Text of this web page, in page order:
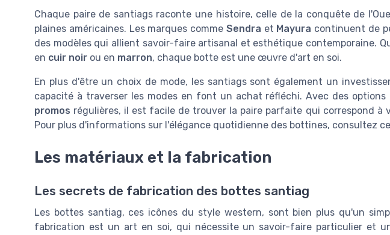
Chaque paire de santiags raconte une histoire, celle de la conquête de
plaines américaines. Les marques comme Sendra et Mayura continuent de
des modèles qui allient savoir-faire artisanal et esthétique contemporaine.
en cuir noir ou en marron, chaque botte est une œuvre d'art en soi.
En plus d'être un choix de mode, les santiags sont également un
capacité à traverser les modes en font un achat réfléchi. Avec des options
promos régulières, il est facile de trouver la paire parfaite qui correspond à
Pour plus d'informations sur l'élégance quotidienne des bottines, consultez
Les matériaux et la fabrication
Les secrets de fabrication des bottes santiag
Les bottes santiag, ces icônes du style western, sont bien plus qu'un
fabrication est un art en soi, qui nécessite un savoir-faire particulier et